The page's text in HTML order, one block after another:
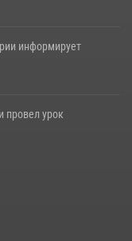
информирует
провел урок